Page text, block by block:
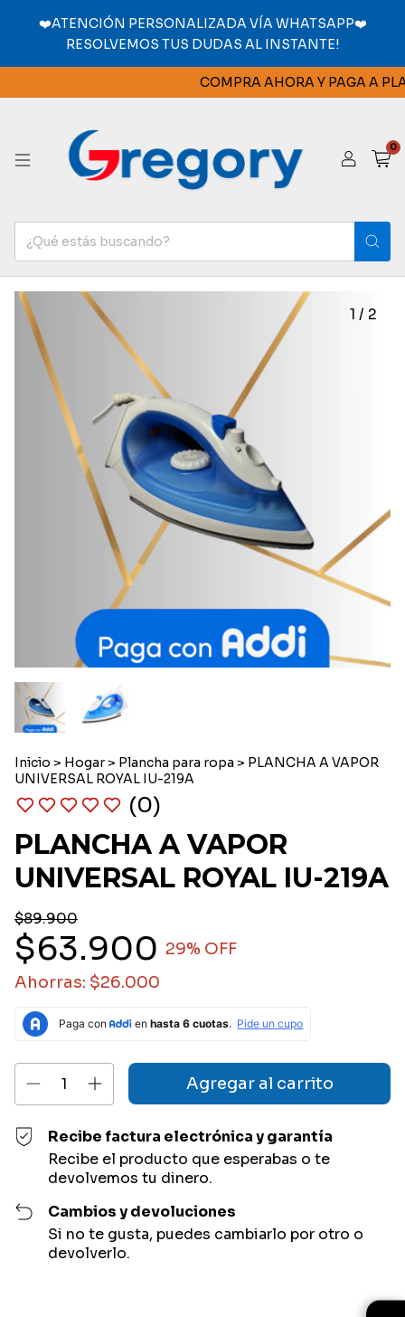
❤️ATENCIÓN PERSONALIZADA VÍA WHATSAPP❤️
RESOLVEMOS TUS DUDAS AL INSTANTE!
COMPRA AHORA Y PAGA A
0
1 / 2
Inicio > Hogar> Plancha para ropa > PLANCHA A VAPOR
UNIVERSAL ROYAL IU-219A
(0)
PLANCHA A VAPOR
UNIVERSAL ROYAL IU-219A
$89.900
$63.900 29% OFF
Ahorras: $26.000
Recibe factura electrónica y garantía
Recibe el producto que esperabas o te
devolvemos tu dinero.
Cambios y devoluciones
Si no te gusta, puedes cambiarlo por otro o
devolverlo.